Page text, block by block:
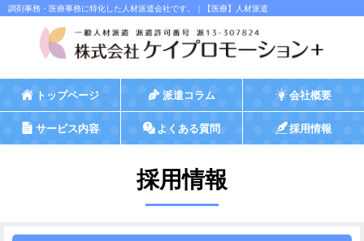
調剤事務・医療事務に特化した人材派遣会社です。｜【医療】人材派遣
トップページ 派遣コラム 会社概要
サービス内容 よくある質問 採用情報
採用情報